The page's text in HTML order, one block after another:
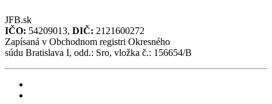
JFB.sk
IČO: 54209013, DIČ: 2121600272
Zapísaná v Obchodnom registri Okresného
súdu Bratislava I, odd.: Sro, vložka č.: 156654/B